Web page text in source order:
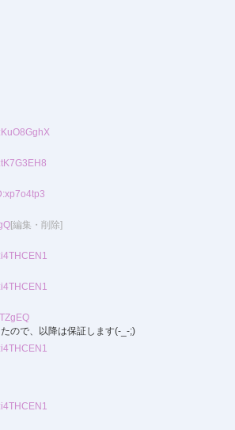
[編集・削除]
ので、以降は保証します(-_-;)